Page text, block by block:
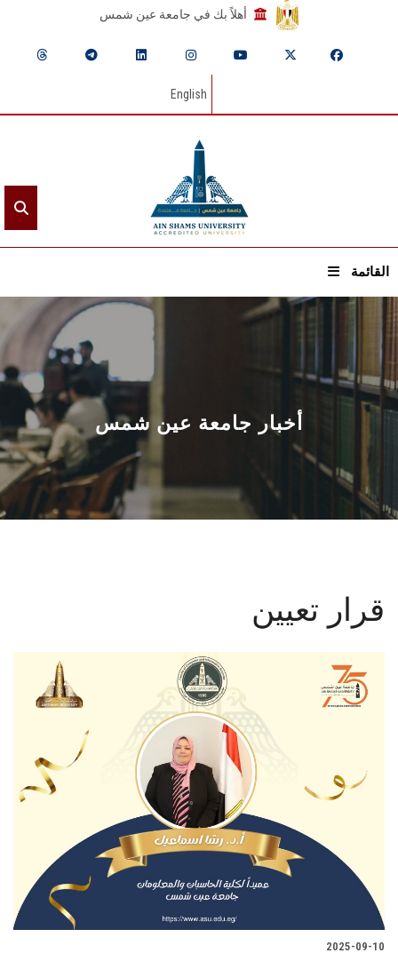
أهلاً بك في جامعة عين شمس
English
القائمة
الرئيسيـة
عن الجامعة
القطاعـات
الشئون الأكاديمية
البحث العلمي
الأنظمة الذكية
الإعلام
تواصل معنا
هيئة التدريس
الدراسات العليا
أخبار جامعة عين شمس
قرار تعيين
2025-09-10